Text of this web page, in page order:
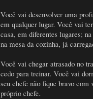
Você vai desenvolver uma
em qualquer lugar. Você vai
casa, em diferentes lugares;
na mesa da cozinha, já
Você vai chegar atrasado no
cedo para treinar. Você vai
seu chefe não fique bravo com
próprio chefe.